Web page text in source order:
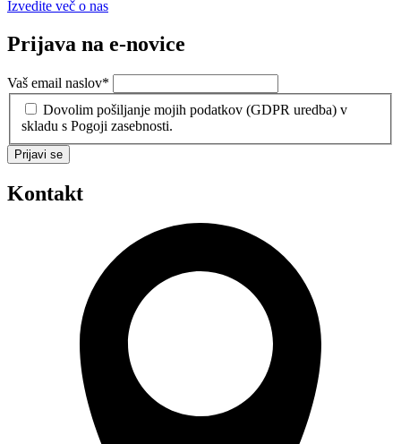
Izvedite več o nas
Prijava na e-novice
Vaš email naslov*
Dovolim pošiljanje mojih podatkov (GDPR uredba) v
skladu s Pogoji zasebnosti.
Prijavi se
Kontakt